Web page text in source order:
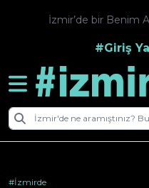
İzmir’de bir Benim
#Giriş
#İzmirde